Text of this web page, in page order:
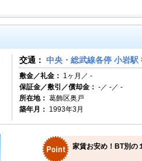
交通： 中央・総武線各停 小岩駅
敷金／礼金： 1ヶ月／ -
保証金／敷引／償却金： -／ -／ -
所在地： 葛飾区奥戸
築年月： 1993年3月
家賃お安め！BT別の